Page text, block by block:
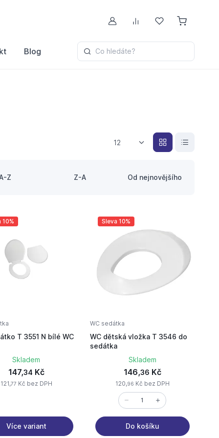
Můj účetPorovnávání
Oblíbené
Blog Co hledáte?
12
Z Z-A Od nejnovějšího
10%
T 3551 N bílé WC
Skladem
147,34 Kč
121,77 Kč bez DPH
Více variant
Sleva 10%
WC sedátka
WC dětská vložka T 3546 do
sedátka
Skladem
146,36 Kč
120,96 Kč bez DPH
Do košíku